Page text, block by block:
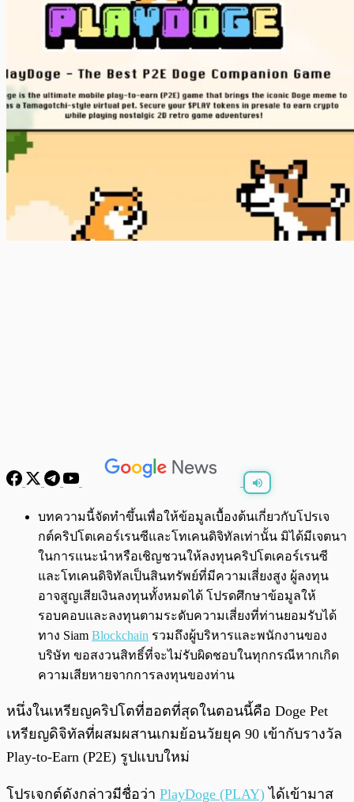
พร้อมเล่น 0:00/0:00
บทความนี้จัดทำขึ้นเพื่อให้ข้อมูลเบื้องต้นเกี่ยวกับโปรเจ
กต์คริปโตเคอร์เรนซีและโทเคนดิจิทัลเท่านั้น มิได้มีเจตนา
ในการแนะนำหรือเชิญชวนให้ลงทุนคริปโตเคอร์เรนซี
และโทเคนดิจิทัลเป็นสินทรัพย์ที่มีความเสี่ยงสูง ผู้ลงทุน
อาจสูญเสียเงินลงทุนทั้งหมดได้ โปรดศึกษาข้อมูลให้
รอบคอบและลงทุนตามระดับความเสี่ยงที่ท่านยอมรับได้
ทาง Siam Blockchain รวมถึงผู้บริหารและพนักงานของ
บริษัท ขอสงวนสิทธิ์ที่จะไม่รับผิดชอบในทุกกรณีหากเกิด
ความเสียหายจากการลงทุนของท่าน
หนึ่งในเหรียญคริปโตที่ฮอตที่สุดในตอนนี้คือ Doge Pet
เหรียญดิจิทัลที่ผสมผสานเกมย้อนวัยยุค 90 เข้ากับรางวัล
Play-to-Earn (P2E) รูปแบบใหม่
โปรเจกต์ดังกล่าวมีชื่อว่า PlayDoge (PLAY) ได้เข้ามาส